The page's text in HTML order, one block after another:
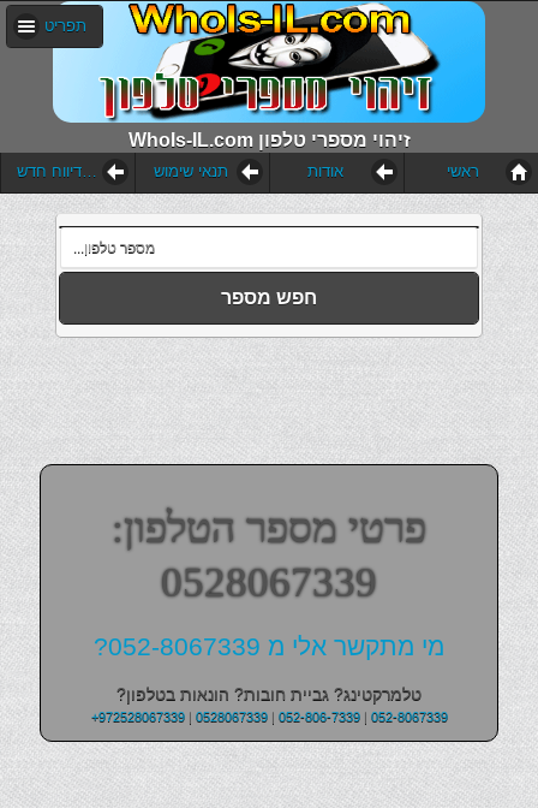
WhoIs-IL.com זיהוי מספרי טלפון
תפריט
הוסף דיווח חדש תנאי שימוש אודות ראשי
חפש מספר
פרטי מספר הטלפון:
0528067339
מי מתקשר אלי מ 052-8067339?
טלמרקטינג? גביית חובות? הונאות בטלפון?
+972528067339| 0528067339| 052-806-7339| 052-8067339